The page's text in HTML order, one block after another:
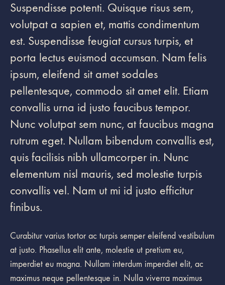
WILL
UPDATE
ANY
OUTFIT
Suspendisse potenti. Quisque risus sem,
volutpat a sapien et, mattis condimentum
est. Suspendisse feugiat cursus turpis, et
porta lectus euismod accumsan. Nam felis
ipsum, eleifend sit amet sodales
pellentesque, commodo sit amet elit. Etiam
convallis urna id justo faucibus tempor.
Nunc volutpat sem nunc, at faucibus magna
rutrum eget. Nullam bibendum convallis est,
quis facilisis nibh ullamcorper in. Nunc
elementum nisl mauris, sed molestie turpis
convallis vel. Nam ut mi id justo efficitur
finibus.
Curabitur varius tortor ac turpis semper eleifend vestibulum
at justo. Phasellus elit ante, molestie ut pretium eu,
imperdiet eu magna. Nullam interdum imperdiet elit, ac
maximus neque pellentesque in. Nulla viverra maximus